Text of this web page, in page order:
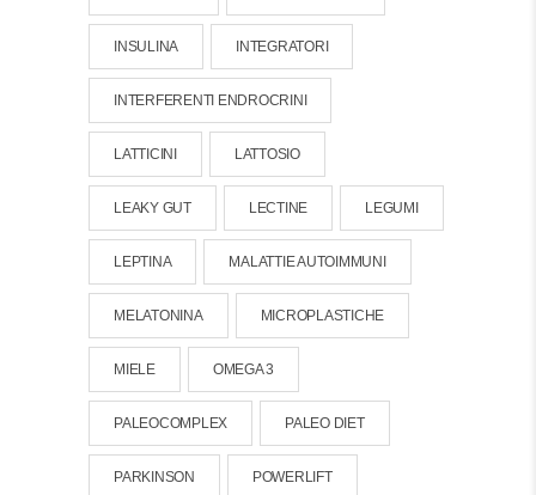
INSULINA INTEGRATORI
INTERFERENTI ENDROCRINI
LATTICINI LATTOSIO
LEAKY GUT LECTINE LEGUMI
LEPTINA MALATTIE AUTOIMMUNI
MELATONINA MICROPLASTICHE
MIELE OMEGA 3
PALEOCOMPLEX PALEO DIET
PARKINSON POWERLIFT